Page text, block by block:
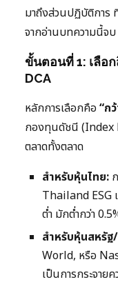
มาถึงส่วนปฏิบัติการ
จากอ่านบทความนี้จบ
ขั้นตอนที่ 1: เลือ
DCA
หลักการเลือกคือ “ก
กองทุนดัชนี (Index
ตลาดทั้งตลาด
สำหรับหุ้นไทย:
Thailand ESG
ต่ำ มักต่ำกว่า
สำหรับหุ้นสหรัฐ
World, หรือ
เป็นการกระจาย